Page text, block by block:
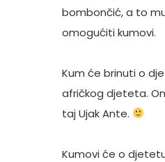
bombončić, a to
omogućiti kumovi.
Kum će brinuti o
afričkog djeteta.
taj Ujak Ante.
Kumovi će o